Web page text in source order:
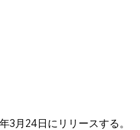
月24日にリリースする。